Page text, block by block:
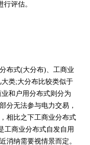
行评估。
布式(大分布)、工商业
类;大分布比较类似于
和户用分布式则分为
分无法参与电力交易，
相比之下工商业分布式
工商业分布式自发自用
消纳需要视情景而定。